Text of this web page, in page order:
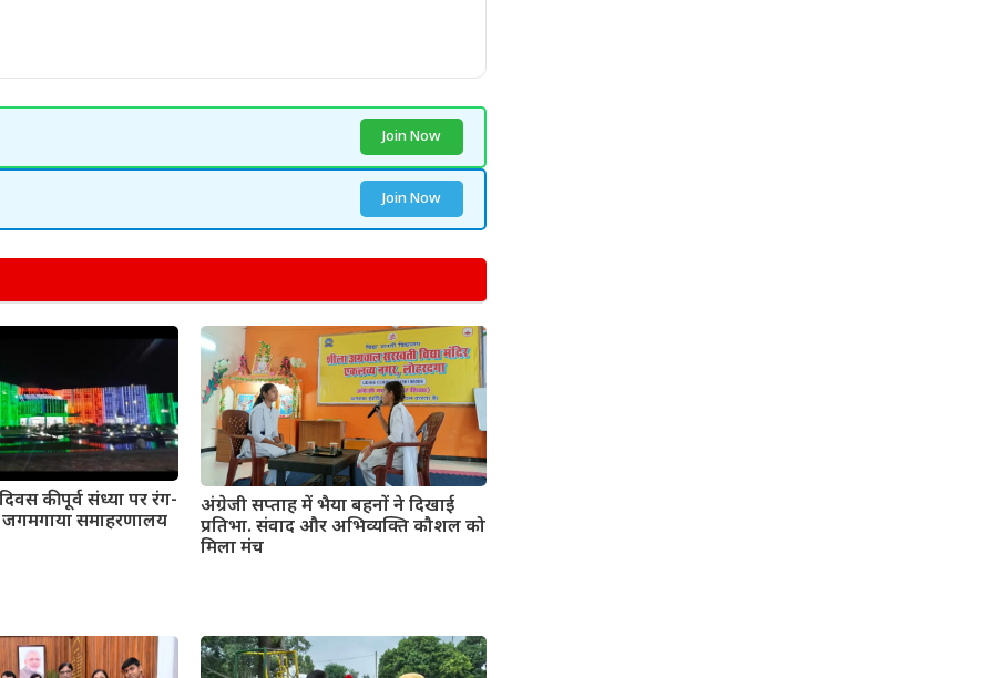
Join Now
Join Now
की पूर्व संध्या पर रंग-
जगमगाया समाहरणालय
अंग्रेजी सप्ताह में भैया बहनों ने दिखाई
प्रतिभा. संवाद और अभिव्यक्ति कौशल को
मिला मंच